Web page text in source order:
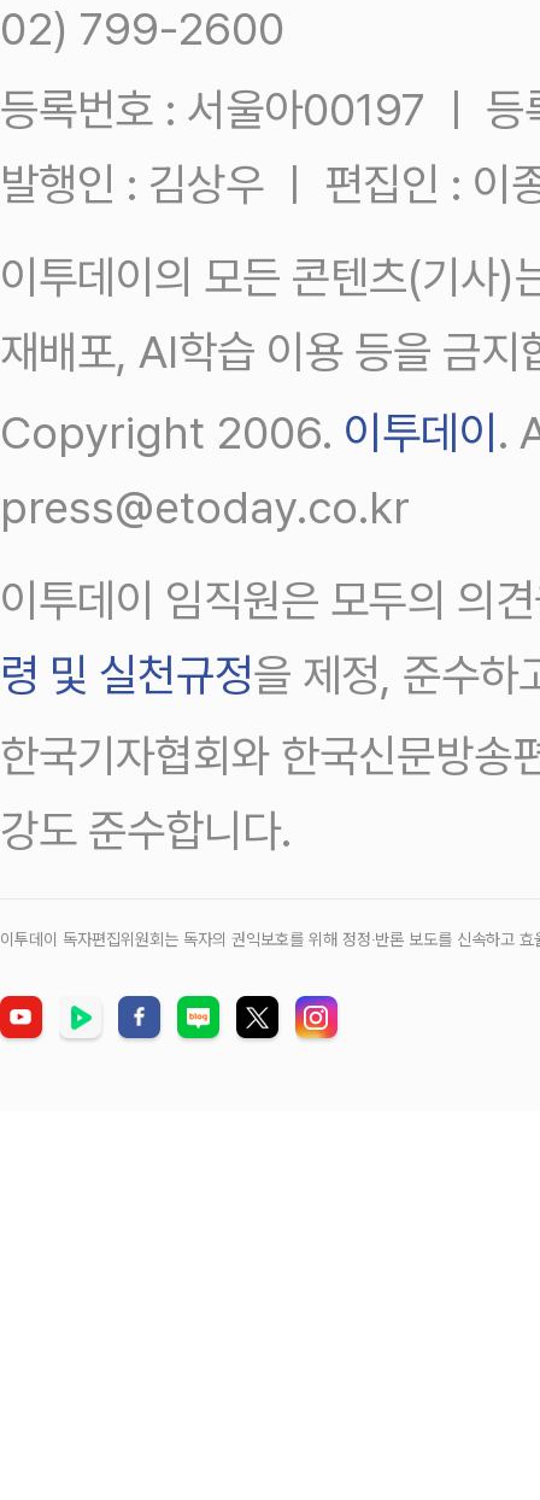
02) 799-2600
등록번호 : 서울아00197 ㅣ
발행인 : 김상우 ㅣ 편집인 : 이
이투데이의 모든 콘텐츠(기사)
재배포, AI학습 이용 등을 금지
Copyright 2006. 이투데이.
press@etoday.co.kr
이투데이 임직원은 모두의 의
령 및 실천규정을 제정, 준수하
한국기자협회와 한국신문방송
강도 준수합니다.
이투데이 독자편집위원회는 독자의 권익보호를 위해 정정‧반론 보도를 신속하고